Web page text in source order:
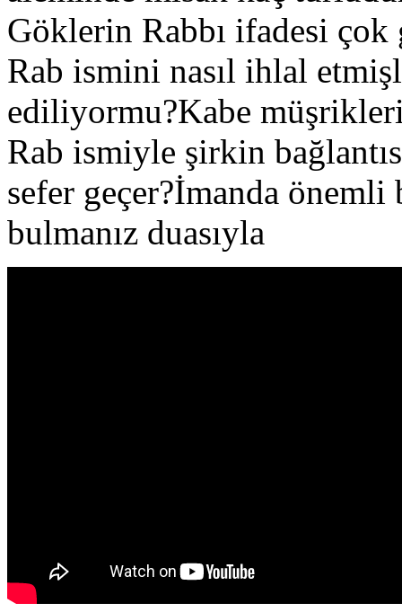
Göklerin Rabbı ifadesi çok
Rab ismini nasıl ihlal
ediliyormu?Kabe
Rab ismiyle şirkin
sefer geçer?İmanda önemli
bulmanız duasıyla